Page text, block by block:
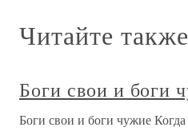
Читайте также
Боги свои и боги
Боги свои и боги чужие